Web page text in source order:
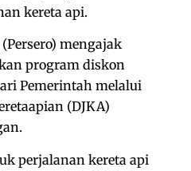
kereta api.
mengajak
program diskon
Pemerintah melalui
(DJKA)
perjalanan kereta api